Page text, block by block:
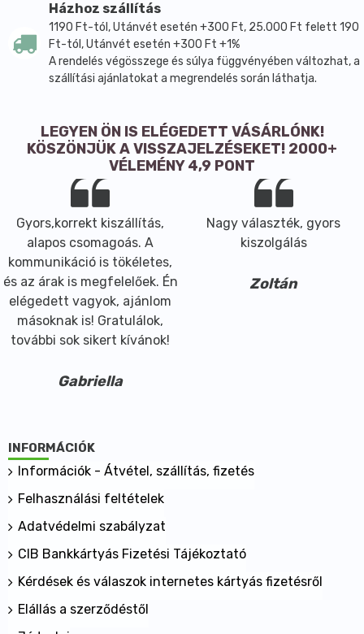
Házhoz szállítás
1190 Ft-tól, Utánvét esetén +300 Ft, 25.000 Ft felett 190
Ft-tól, Utánvét esetén +300 Ft +1%
A rendelés végösszege és súlya függvényében változhat, a
szállítási ajánlatokat a megrendelés során láthatja.
LEGYEN ÖN IS ELÉGEDETT VÁSÁRLÓNK!
KÖSZÖNJÜK A VISSZAJELZÉSEKET! 2000+
VÉLEMÉNY 4,9 PONT
Gyors,korrekt kiszállítás,
alapos csomagoás. A
kommunikáció is tökéletes,
és az árak is megfelelőek. Én
elégedett vagyok, ajánlom
másoknak is! Gratulálok,
további sok sikert kívánok!
Gabriella
Nagy választék, gyors
kiszolgálás
Zoltán
INFORMÁCIÓK
Információk - Átvétel, szállítás, fizetés
Felhasználási feltételek
Adatvédelmi szabályzat
CIB Bankkártyás Fizetési Tájékoztató
Kérdések és válaszok internetes kártyás fizetésről
Elállás a szerződéstől